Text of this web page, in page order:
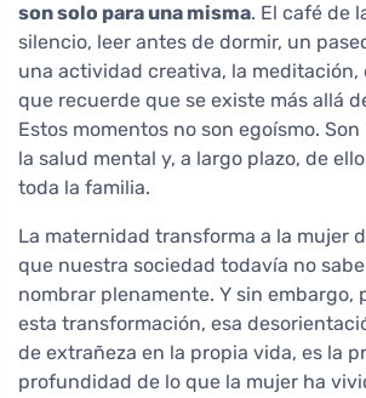
son solo para una misma. El café de
silencio, leer antes de dormir, un
una actividad creativa, la meditación,
que recuerde que se existe más allá
Estos momentos no son egoísmo.
la salud mental y, a largo plazo, de
toda la familia.
La maternidad transforma a la mujer
que nuestra sociedad todavía no
nombrar plenamente. Y sin embargo,
esta transformación, esa
de extrañeza en la propia vida, es la
profundidad de lo que la mujer ha